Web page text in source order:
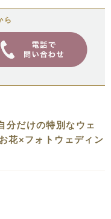
ら
分だけの特別なウェ
花×フォトウェディン